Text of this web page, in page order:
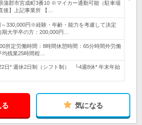
蒲郡市宮成町3番10 ※マイカー通勤可能（駐車場
後】上記事業所 【…
～330,000円※経験・年齢・能力を考慮して決定
期大学卒の方：200,000円…
所定労働時間：8時間休憩時間：65分時間外労働
残業25時間程…
日* 週休2日制（シフト制） └4週8休* 年末年始
気になる